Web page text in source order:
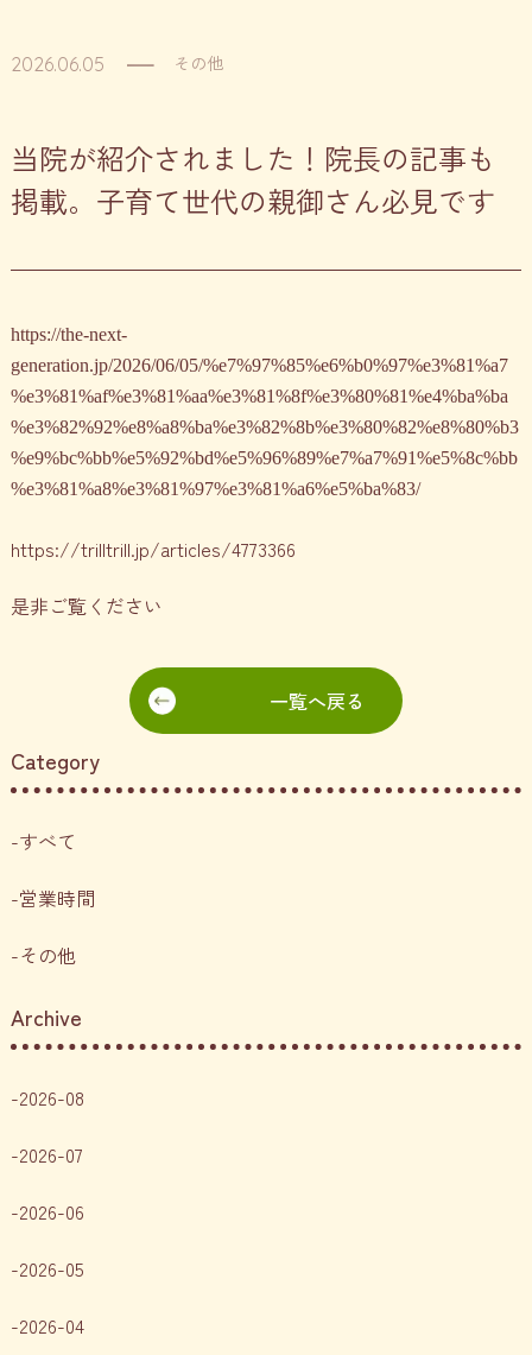
2026.06.05 その他
当院が紹介されました！院長の記事も
掲載。子育て世代の親御さん必見です
https://the-next-
generation.jp/2026/06/05/%e7%97%85%e6%b0%97%e3%81%a7
%e3%81%af%e3%81%aa%e3%81%8f%e3%80%81%e4%ba%ba
%e3%82%92%e8%a8%ba%e3%82%8b%e3%80%82%e8%80%b3
%e9%bc%bb%e5%92%bd%e5%96%89%e7%a7%91%e5%8c%bb
%e3%81%a8%e3%81%97%e3%81%a6%e5%ba%83/
https://trilltrill.jp/articles/4773366
是非ご覧ください
一覧へ戻る
Category
すべて
営業時間
その他
Archive
2026-08
2026-07
2026-06
2026-05
2026-04